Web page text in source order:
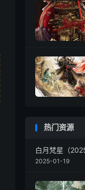
热门资源
白月梵星（
2025-01-19